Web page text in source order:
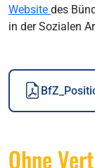
Website des
in der Sozialen
Ohne